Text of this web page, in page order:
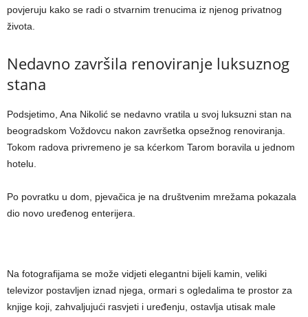
povjeruju kako se radi o stvarnim trenucima iz njenog privatnog
života.
Nedavno završila renoviranje luksuznog
stana
Podsjetimo, Ana Nikolić se nedavno vratila u svoj luksuzni stan na
beogradskom Voždovcu nakon završetka opsežnog renoviranja.
Tokom radova privremeno je sa kćerkom Tarom boravila u jednom
hotelu.
Po povratku u dom, pjevačica je na društvenim mrežama pokazala
dio novo uređenog enterijera.
Na fotografijama se može vidjeti elegantni bijeli kamin, veliki
televizor postavljen iznad njega, ormari s ogledalima te prostor za
knjige koji, zahvaljujući rasvjeti i uređenju, ostavlja utisak male